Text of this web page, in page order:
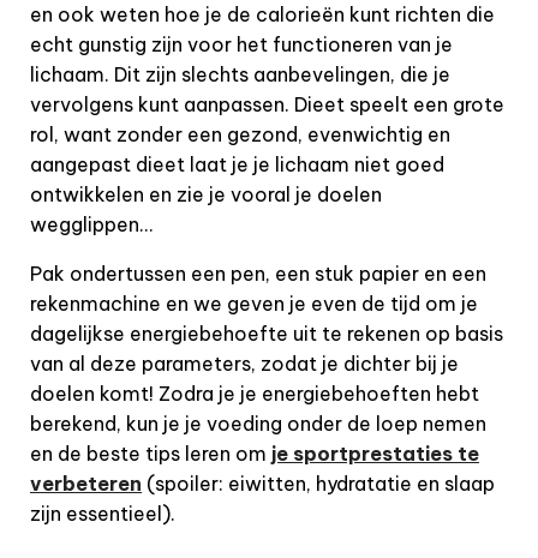
en ook weten hoe je de calorieën kunt richten die
echt gunstig zijn voor het functioneren van je
lichaam. Dit zijn slechts aanbevelingen, die je
vervolgens kunt aanpassen. Dieet speelt een grote
rol, want zonder een gezond, evenwichtig en
aangepast dieet laat je je lichaam niet goed
ontwikkelen en zie je vooral je doelen
wegglippen...
Pak ondertussen een pen, een stuk papier en een
rekenmachine en we geven je even de tijd om je
dagelijkse energiebehoefte uit te rekenen op basis
van al deze parameters, zodat je dichter bij je
doelen komt! Zodra je je energiebehoeften hebt
berekend, kun je je voeding onder de loep nemen
en de beste tips leren om je sportprestaties te
verbeteren (spoiler: eiwitten, hydratatie en slaap
zijn essentieel).